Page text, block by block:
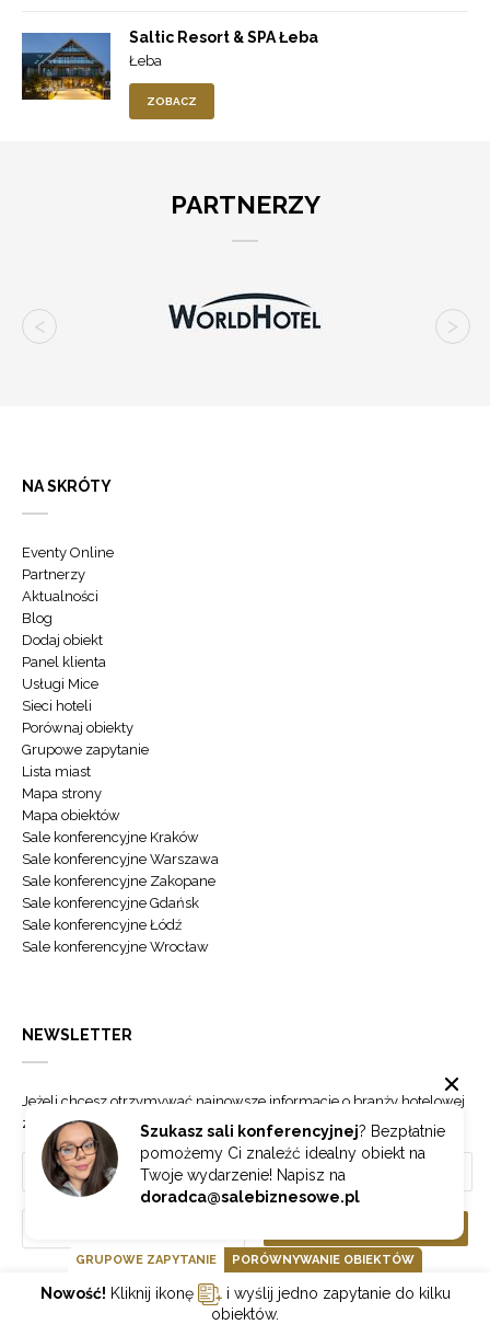
Saltic Resort & SPA Łeba
Łeba
ZOBACZ
PARTNERZY
Szukasz sali konferencyjnej? Bezpłatnie
pomożemy Ci znaleźć idealny obiekt na
Twoje wydarzenie! Napisz na
doradca@salebiznesowe.pl
NA SKRÓTY
Eventy Online
Partnerzy
Aktualności
Blog
Dodaj obiekt
Panel klienta
Usługi Mice
Sieci hoteli
Porównaj obiekty
Grupowe zapytanie
Lista miast
Mapa strony
Mapa obiektów
Sale konferencyjne Kraków
Sale konferencyjne Warszawa
Sale konferencyjne Zakopane
Sale konferencyjne Gdańsk
Sale konferencyjne Łódź
Sale konferencyjne Wrocław
NEWSLETTER
Jeżeli chcesz otrzymywać najnowsze informacje o branży hotelowej
zapisz się do naszego newslettera.
GOONLINE.PL SPÓŁKA Z OGRANICZONĄ ODPOWIEDZIALNOŚCIĄ SP.K.
GRUPOWE ZAPYTANIE PORÓWNYWANIE OBIEKTÓW
Nowość! Kliknij ikonę
i wyślij jedno zapytanie do kilku
obiektów.